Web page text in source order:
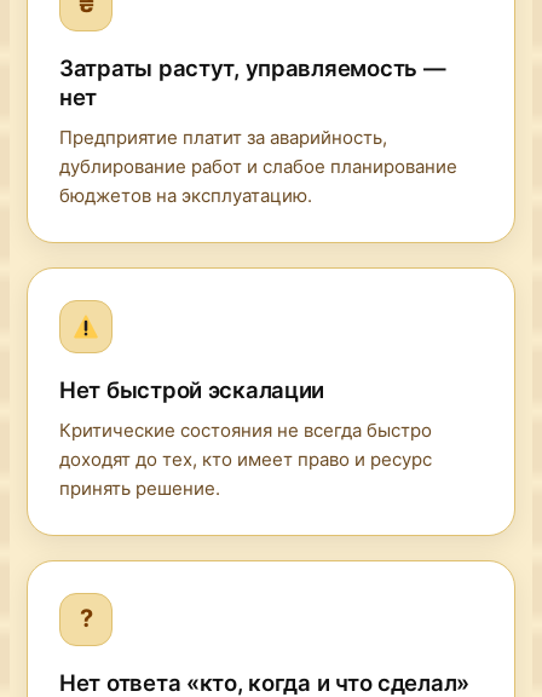
Затраты растут, управляемость —
нет
Предприятие платит за аварийность,
дублирование работ и слабое планирование
бюджетов на эксплуатацию.
Нет быстрой эскалации
Критические состояния не всегда быстро
доходят до тех, кто имеет право и ресурс
принять решение.
?
Нет ответа «кто, когда и что сделал»